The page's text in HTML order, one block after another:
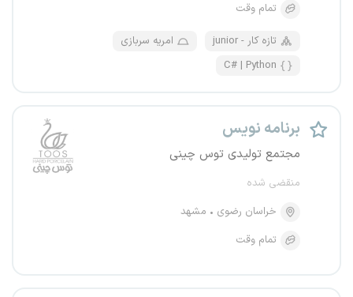
تمام وقت
junior - تازه کار
امریه سربازی
C# | Python
برنامه نویس
مجتمع تولیدی توس چینی
منقضی شده
خراسان رضوی
مشهد
تمام وقت